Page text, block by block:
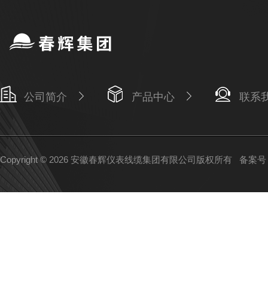
公司简介 产品中心 联系
Copyright © 2026 安徽春辉仪表线缆集团有限公司版权所有 备案号